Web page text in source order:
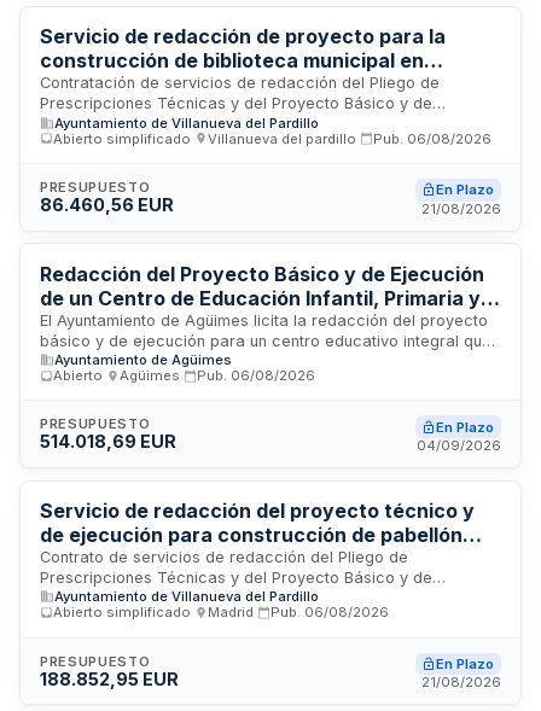
acreditada en trabajos de naturaleza similar durante los
últimos cinco años.
Servicio de redacción de proyecto para la
construcción de biblioteca municipal en
Villanueva del Pardillo
Contratación de servicios de redacción del Pliego de
Prescripciones Técnicas y del Proyecto Básico y de
Ejecución para la construcción de una nueva biblioteca
municipal. El Ayuntamiento de Villanueva del Pardillo licita
prestación de arquitectura e ingeniería conforme a la
legislación de contratos del sector público. Los trabajos se
condiciones urbanísticas definidas, sin posibilidad de
revisión de precios.
Ayuntamiento de Villanueva del Pardillo
Abierto simplificado
Villanueva del pardillo Pub. 06/08/2026
PRESUPUESTO
86.460,56 EUR
En Plazo
21/08/2026
Redacción del Proyecto Básico y de Ejecución
de un Centro de Educación Infantil, Primaria y
Secundaria Obligatoria de 45 Unidades en
Playa de Arinaga
El Ayuntamiento de Agüimes licita la redacción del proyecto
básico y de ejecución para un centro educativo integral que
comprenderá educación infantil de primer y segundo ciclo,
educación primaria y educación secundaria obligatoria, con
mediciones, presupuestos, especificaciones técnicas,
diseño de instalaciones especializadas, estudio de gestión
revisión de precios, conforme a la normativa de contratación
pública.
Ayuntamiento de Agüimes
Abierto
Agüimes Pub. 06/08/2026
PRESUPUESTO
514.018,69 EUR
En Plazo
04/09/2026
Servicio de redacción del proyecto técnico y
de ejecución para construcción de pabellón
deportivo municipal en Villanueva del Pardillo
Contrato de servicios de redacción del Pliego de
Prescripciones Técnicas y del Proyecto Básico y de
Ejecución para la construcción de un nuevo pabellón
deportivo municipal en la calle de la Paloma, 54 de
documentación técnica necesaria para ejecutar las obras de
ampliación de instalaciones deportivas municipales,
Ayuntamiento de Villanueva del Pardillo
Abierto simplificado
Madrid Pub. 06/08/2026
PRESUPUESTO
188.852,95 EUR
En Plazo
21/08/2026